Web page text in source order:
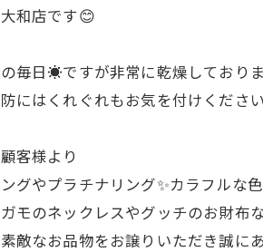
和店です😊
毎日☀️ですが非常に乾燥しており
にはくれぐれもお気を付けくださ
客様より
グやプラチナリング✨カラフルな
モのネックレスやグッチのお財布
敵なお品物をお譲りいただき誠に